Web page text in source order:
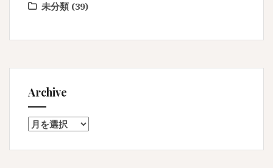
未分類 (39)
Archive
Archive